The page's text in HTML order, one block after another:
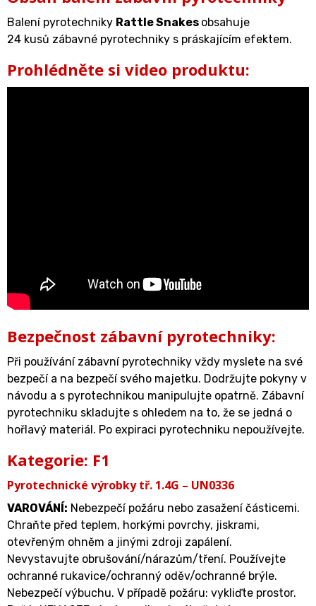
Balení pyrotechniky Rattle Snakes obsahuje
24 kusů zábavné pyrotechniky s práskajícím efektem.
Prohlédněte si video produktu:
Bezpečnost zábavní pyrotechniky:
Při používání zábavní pyrotechniky vždy myslete na své
bezpečí a na bezpečí svého majetku. Dodržujte pokyny v
návodu a s pyrotechnikou manipulujte opatrně. Zábavní
pyrotechniku skladujte s ohledem na to, že se jedná o
hořlavý materiál. Po expiraci pyrotechniku nepoužívejte.
Kategorie: F1
Pyrotechnické výrobky tř. 1.4G – UN0336
VAROVÁNÍ: Nebezpečí požáru nebo zasažení částicemi.
Chraňte před teplem, horkými povrchy, jiskrami,
otevřeným ohněm a jinými zdroji zapálení.
Nevystavujte obrušování/nárazům/tření. Používejte
ochranné rukavice/ochranný oděv/ochranné brýle.
Nebezpečí výbuchu. V případě požáru: vykliďte prostor.